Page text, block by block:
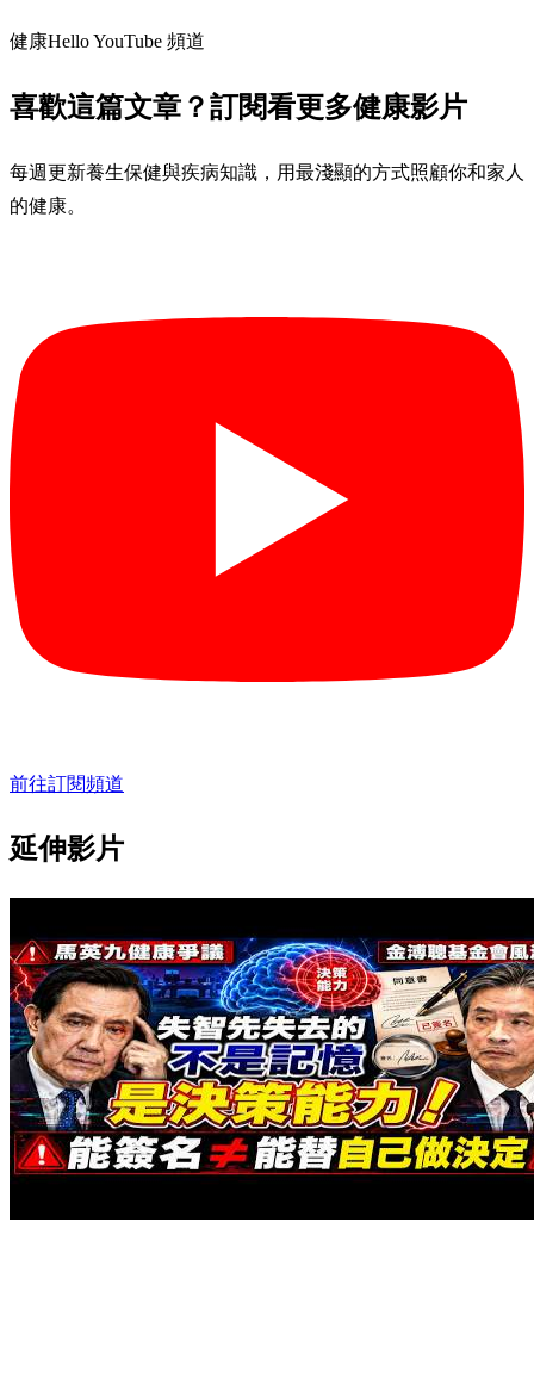
健康Hello YouTube 頻道
喜歡這篇文章？訂閱看更多健康影片
每週更新養生保健與疾病知識，用最淺顯的方式照顧你和家人
的健康。
前往訂閱頻道
延伸影片